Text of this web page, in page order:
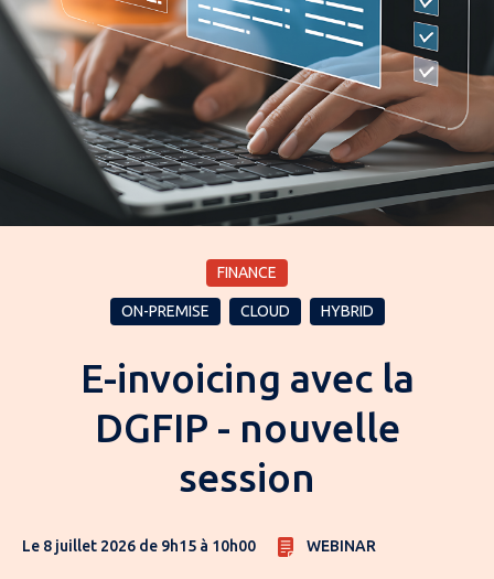
FINANCE
ON-PREMISE CLOUD HYBRID
E-invoicing avec la
DGFIP - nouvelle
session
Le 8 juillet 2026 de 9h15 à 10h00 WEBINAR